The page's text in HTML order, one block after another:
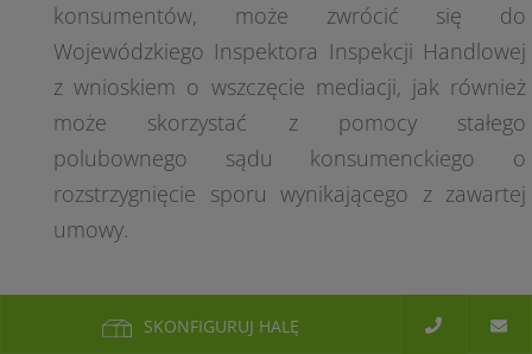
SKONFIGURUJ HALĘ
konsumentów, może zwrócić się do
Wojewódzkiego Inspektora Inspekcji Handlowej
z wnioskiem o wszczęcie mediacji, jak również
może skorzystać z pomocy stałego
polubownego sądu konsumenckiego o
rozstrzygnięcie sporu wynikającego z zawartej
umowy.